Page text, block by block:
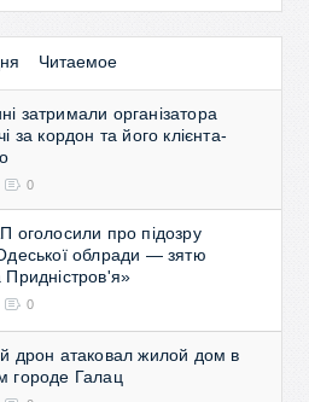
Читаемое
затримали організатора
за кордон та його клієнта-
0
оголосили про підозру
облради — зятю
0
дрон атаковал жилой дом в
городе Галац